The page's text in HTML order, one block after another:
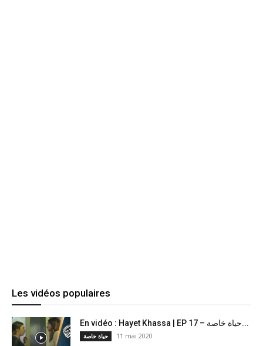
Les vidéos populaires
En vidéo : Hayet Khassa | EP 17 – حياة خاصة...
حياة خاصة 11 mai 2020